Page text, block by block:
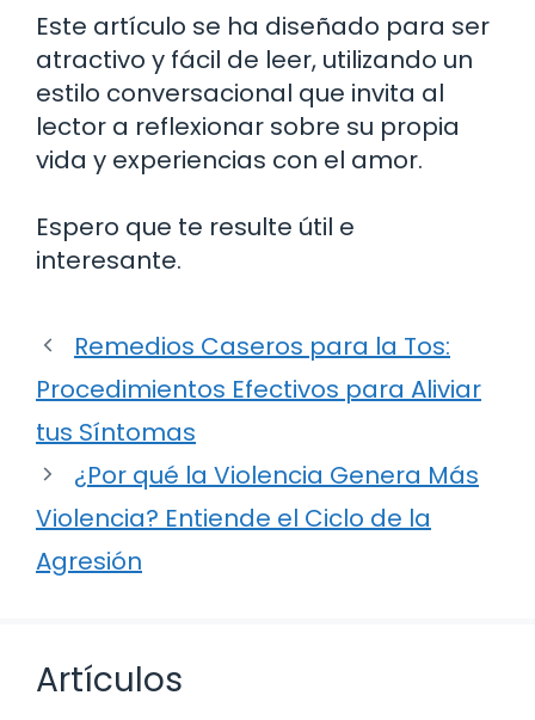
Este artículo se ha diseñado para ser
atractivo y fácil de leer, utilizando un
estilo conversacional que invita al
lector a reflexionar sobre su propia
vida y experiencias con el amor.
Espero que te resulte útil e
interesante.
Remedios Caseros para la Tos:
Procedimientos Efectivos para Aliviar
tus Síntomas
¿Por qué la Violencia Genera Más
Violencia? Entiende el Ciclo de la
Agresión
Artículos